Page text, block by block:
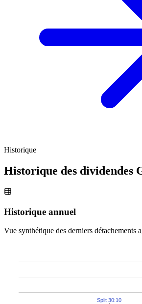
Historique
Historique des dividendes
Historique annuel
Vue synthétique des derniers détachements
Split 30:10